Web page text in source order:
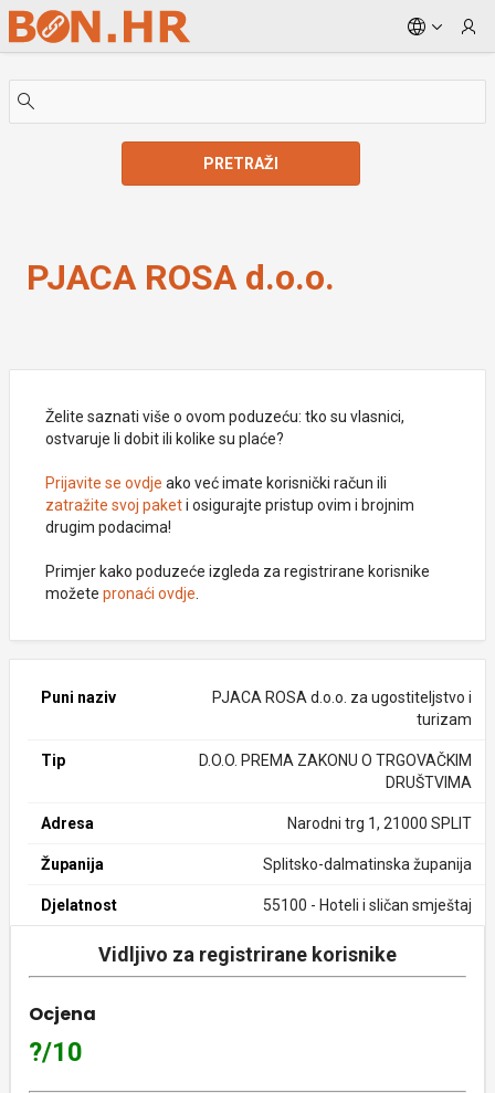
Skip to Main Content
PRETRAŽI
PJACA ROSA d.o.o.
Želite saznati više o ovom poduzeću: tko su vlasnici,
ostvaruje li dobit ili kolike su plaće?
Prijavite se ovdje ako već imate korisnički račun ili
zatražite svoj paketi osigurajte pristup ovim i brojnim
drugim podacima!
Primjer kako poduzeće izgleda za registrirane korisnike
možete pronaći ovdje
Puni naziv
PJACA ROSA d.o.o. za ugostiteljstvo i
turizam
Tip
D.O.O. PREMA ZAKONU O TRGOVAČKIM
DRUŠTVIMA
Adresa Narodni trg 1, 21000 SPLIT
Županija Splitsko-dalmatinska županija
Djelatnost 55100 - Hoteli i sličan smještaj
Vidljivo za registrirane korisnike
Ocjena
?/10